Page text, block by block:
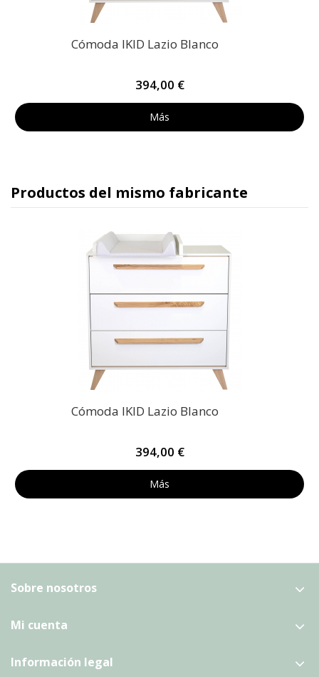
Cómoda IKID Lazio Blanco
394,00 €
Más
Productos del mismo fabricante
Cómoda IKID Lazio Blanco
394,00 €
Más
Sobre nosotros
Mi cuenta
Información legal